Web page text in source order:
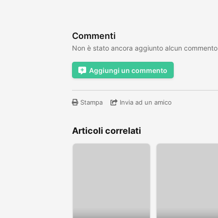
Commenti
Non è stato ancora aggiunto alcun commento
Aggiungi un commento
Stampa Invia ad un amico
Articoli correlati